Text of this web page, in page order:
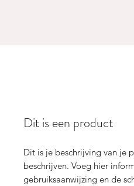
Dit is een product
Dit is je beschrijving van je
beschrijven. Voeg hier
gebruiksaanwijzing en de